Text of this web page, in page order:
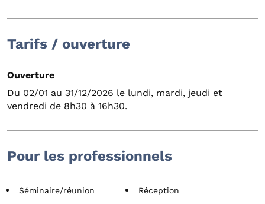
Tarifs / ouverture
Ouverture
Du 02/01 au 31/12/2026 le lundi, mardi, jeudi et
vendredi de 8h30 à 16h30.
Pour les professionnels
Séminaire/réunion Réception